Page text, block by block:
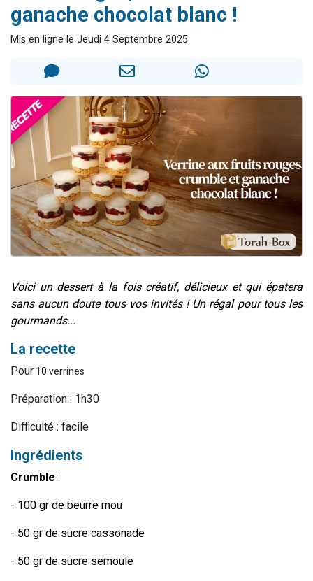
Il reste 49 places pour étudier en groupe sur Zoom
Eva vient de donner son Maasser
3 personnes viennent de faire un don pour Événements Torah-Box
ganache chocolat blanc !
Mis en ligne le Jeudi 4 Septembre 2025
Voici un dessert à la fois créatif, délicieux et qui épatera
sans aucun doute tous vos invités ! Un régal pour tous les
gourmands...
La recette
Pour 10 verrines
Préparation : 1h30
Difficulté : facile
Ingrédients
Crumble :
- 100 gr de beurre mou
- 50 gr de sucre cassonade
- 50 gr de sucre semoule